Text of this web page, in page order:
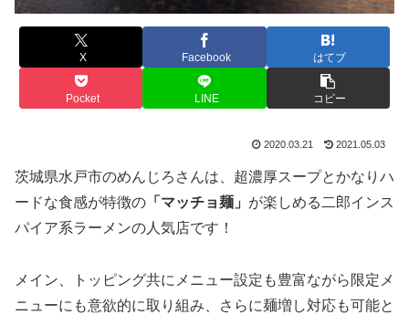
X Facebook はてブ
Pocket LINE コピー
2020.03.21 2021.05.03
茨城県水戸市のめんじろさんは、超濃厚スープとかなりハ
ードな食感が特徴の 「マッチョ麺」 が楽しめる二郎インス
パイア系ラーメンの人気店です！
メイン、トッピング共にメニュー設定も豊富ながら限定メ
ニューにも意欲的に取り組み、さらに麺増し対応も可能と